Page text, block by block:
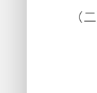
（